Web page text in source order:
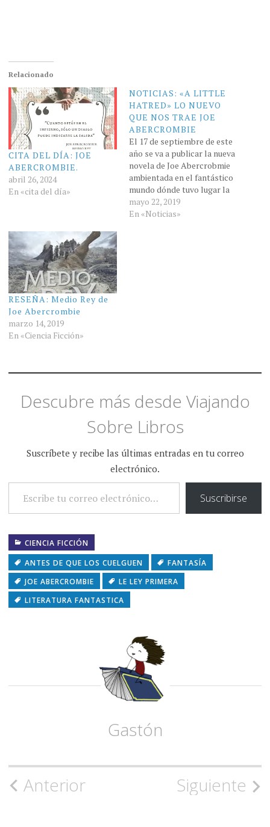
Relacionado
CITA DEL DÍA: JOE
ABERCROMBIE.
abril 26, 2024
En «cita del día»
NOTICIAS: «A LITTLE
HATRED» LO NUEVO
QUE NOS TRAE JOE
ABERCROMBIE
El 17 de septiembre de este
año se va a publicar la nueva
novela de Joe Abercrobmie
ambientada en el fantástico
mundo dónde tuvo lugar la
saga de "La primera ley"
(Pueden encontrar las
mayo 22, 2019
En «Noticias»
RESEÑA: Medio Rey de
Joe Abercrombie
marzo 14, 2019
En «Ciencia Ficción»
Descubre más desde Viajando
Sobre Libros
Suscríbete y recibe las últimas entradas en tu correo
electrónico.
ESCRIBE TU CORREO ELECTRÓNICO…
Suscribirse
CIENCIA FICCIÓN
ANTES DE QUE LOS CUELGUEN
FANTASÍA
JOE ABERCROMBIE
LE LEY PRIMERA
LITERATURA FANTASTICA
Gastón
Navegación
Anterior Siguiente